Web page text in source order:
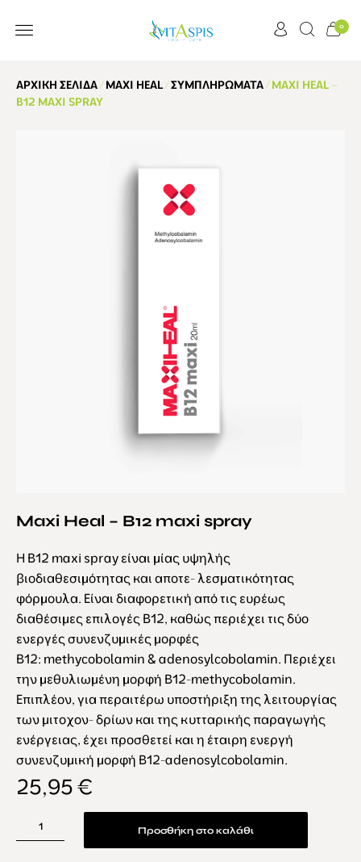
0
ΑΡΧΙΚΉ ΣΕΛΊΔΑ/MAXI HEAL/ΣΥΜΠΛΗΡΏΜΑΤΑ/ MAXI HEAL –
B12 MAXI SPRAY
Maxi Heal – B12 maxi spray
Η B12 maxi spray είναι μίας υψηλής
βιοδιαθεσιμότητας και αποτε- λεσματικότητας
φόρμουλα. Είναι διαφορετική από τις ευρέως
διαθέσιμες επιλογές Β12, καθώς περιέχει τις δύο
ενεργές συνενζυμικές μορφές
Β12: methycobolamin & adenosylcobolamin. Περιέχει
την μεθυλιωμένη μορφή Β12-methycobolamin.
Επιπλέον, για περαιτέρω υποστήριξη της λειτουργίας
των μιτοχον- δρίων και της κυτταρικής παραγωγής
ενέργειας, έχει προσθετεί και η έταιρη ενεργή
συνενζυμική μορφή Β12-adenosylcobolamin.
25,95€
Προσθήκη στο καλάθι